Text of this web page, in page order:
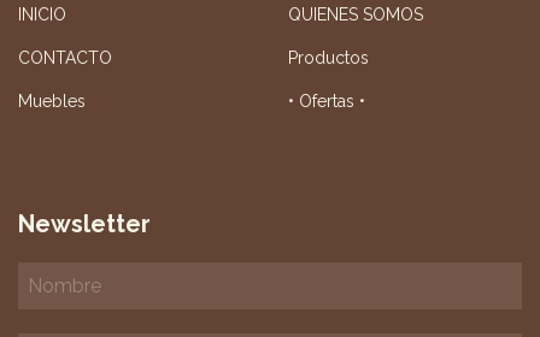
INICIO QUIENES SOMOS
CONTACTO Productos
Muebles • Ofertas •
Newsletter